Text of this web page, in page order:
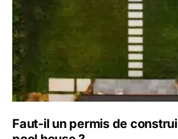
Faut-il un permis de